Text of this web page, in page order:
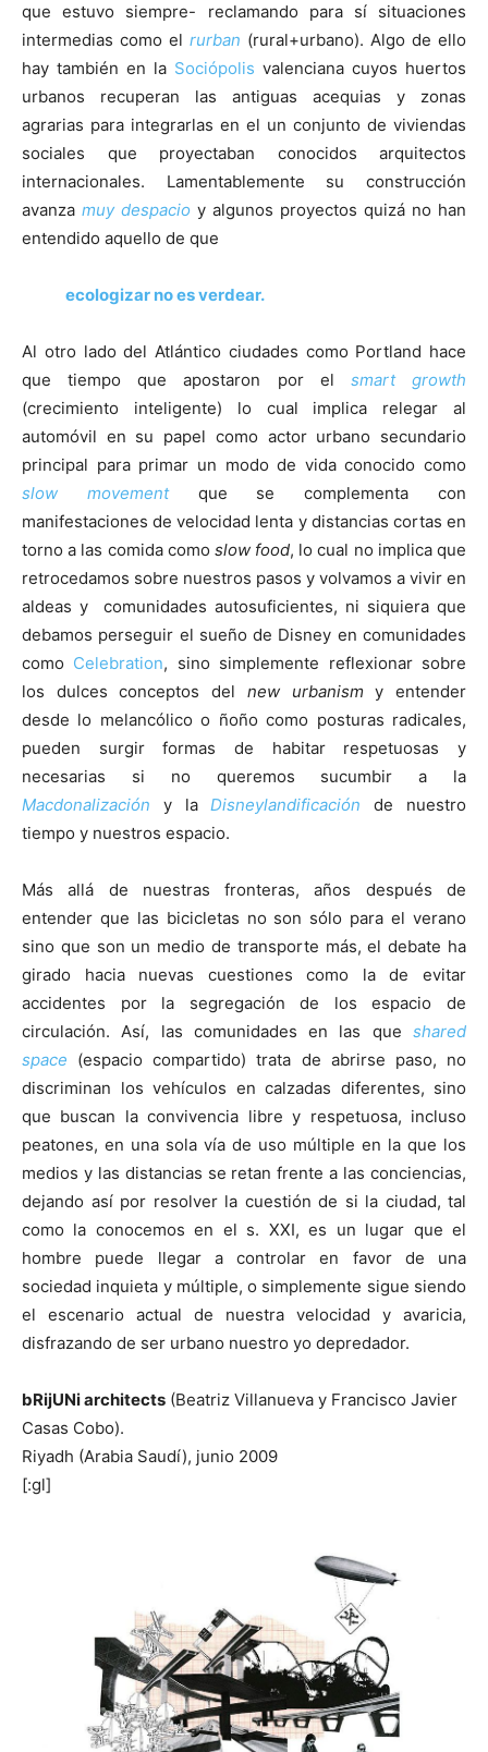
que estuvo siempre- reclamando para sí situaciones
intermedias como el rurban (rural+urbano). Algo de ello
hay también en la Sociópolis valenciana cuyos huertos
urbanos recuperan las antiguas acequias y zonas
agrarias para integrarlas en el un conjunto de viviendas
sociales que proyectaban conocidos arquitectos
internacionales. Lamentablemente su construcción
avanza muy despacio y algunos proyectos quizá no han
entendido aquello de que
ecologizar no es verdear.
Al otro lado del Atlántico ciudades como Portland hace
que tiempo que apostaron por el smart growth
(crecimiento inteligente) lo cual implica relegar al
automóvil en su papel como actor urbano secundario
principal para primar un modo de vida conocido como
slow movementque se complementa con
manifestaciones de velocidad lenta y distancias cortas en
torno a las comida como slow food, lo cual no implica que
retrocedamos sobre nuestros pasos y volvamos a vivir en
aldeas y comunidades autosuficientes, ni siquiera que
debamos perseguir el sueño de Disney en comunidades
como Celebration, sino simplemente reflexionar sobre
los dulces conceptos del new urbanismy entender
desde lo melancólico o ñoño como posturas radicales,
pueden surgir formas de habitar respetuosas y
necesarias si no queremos sucumbir a la
Macdonalización
y laDisneylandificación de nuestro
tiempo y nuestros espacio.
Más allá de nuestras fronteras, años después de
entender que las bicicletas no son sólo para el verano
sino que son un medio de transporte más, el debate ha
girado hacia nuevas cuestiones como la de evitar
accidentes por la segregación de los espacio de
circulación. Así, las comunidades en las que shared
space (espacio compartido) trata de abrirse paso, no
discriminan los vehículos en calzadas diferentes, sino
que buscan la convivencia libre y respetuosa, incluso
peatones, en una sola vía de uso múltiple en la que los
medios y las distancias se retan frente a las conciencias,
dejando así por resolver la cuestión de si la ciudad, tal
como la conocemos en el s. XXI, es un lugar que el
hombre puede llegar a controlar en favor de una
sociedad inquieta y múltiple, o simplemente sigue siendo
el escenario actual de nuestra velocidad y avaricia,
disfrazando de ser urbano nuestro yo depredador.
bRijUNi architects (Beatriz Villanueva y Francisco Javier
Casas Cobo).
Riyadh (Arabia Saudí), junio 2009
[:gl]